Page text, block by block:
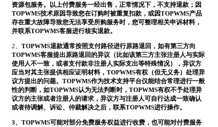
资源包服务。以上付费服务一经出售，正常情况下，不支持退款；因
TOPWMS技术原因导致您在订购时被重复扣款，或因TOPWMS产品
存在重大故障导致您无法享受所购服务时，您可整理相关申诉材料，
并联系TOPWMS客服进行核实退款。
2、 TOPWMS退款通常按照支付路径进行原路退回，如有第三方向
TOPWMS客服提出原路退回的异议（比如该第三方主张注册人与实际
使用人不一致，或者支付款非注册人实际支出等特殊情况），异议方
应当对其主张提供相应证明材料，TOPWMS有权（但无义务）处理异
议方提出的问题。TOPWMS作为技术支持平台仅能结合常理进行一般
性的判断，如TOPWMS认为无法判断时，TOPWMS有权不予处理异
议方的主张或者注册人的请求，异议方与注册人可自行达成一致确认
或者待调解、诉讼、仲裁解决之后，联系TOPWMS进行操作。
3、TOPWMS可能对部分免费服务权益进行收费，也可能对付费服务